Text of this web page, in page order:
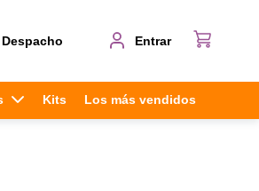
Entrar
Kits Los más vendidos